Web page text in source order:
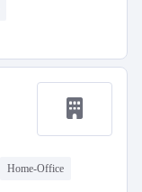
Home-Office